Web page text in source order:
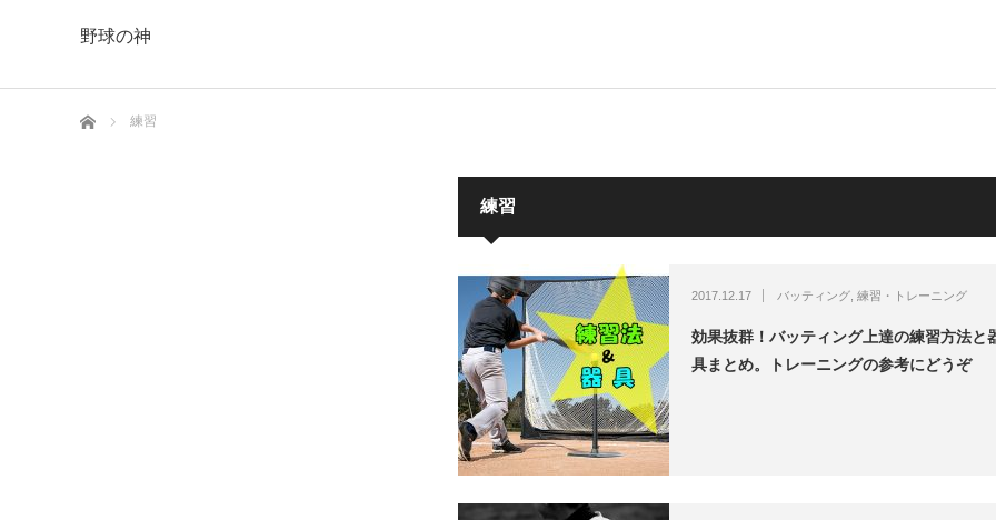
野球の神
ホーム 練習
練習
2017.12.17 バッティング 練習・トレーニング
効果抜群！バッティング上達の練習方法と
具まとめ。トレーニングの参考にどうぞ